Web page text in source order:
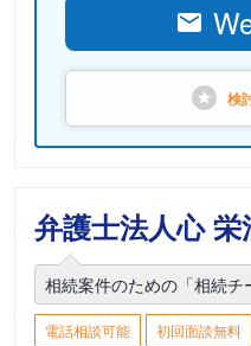
検
弁護士法人心
相続案件のための「相続チ
電話相談可能 初回面談無料